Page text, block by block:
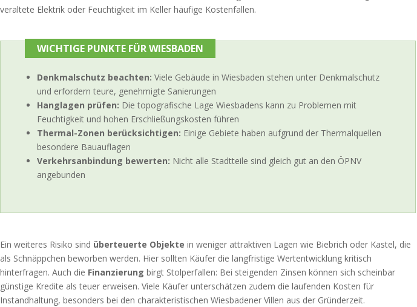
veraltete Elektrik oder Feuchtigkeit im Keller häufige Kostenfallen.
WICHTIGE PUNKTE FÜR WIESBADEN
Denkmalschutz beachten: Viele Gebäude in Wiesbaden stehen unter Denkmalschutz
und erfordern teure, genehmigte Sanierungen
Hanglagen prüfen: Die topografische Lage Wiesbadens kann zu Problemen mit
Feuchtigkeit und hohen Erschließungskosten führen
Thermal-Zonen berücksichtigen: Einige Gebiete haben aufgrund der Thermalquellen
besondere Bauauflagen
Verkehrsanbindung bewerten: Nicht alle Stadtteile sind gleich gut an den ÖPNV
angebunden
Ein weiteres Risiko sind überteuerte Objekte in weniger attraktiven Lagen wie Biebrich oder Kastel, die
als Schnäppchen beworben werden. Hier sollten Käufer die langfristige Wertentwicklung kritisch
hinterfragen. Auch die Finanzierung birgt Stolperfallen: Bei steigenden Zinsen können sich scheinbar
günstige Kredite als teuer erweisen. Viele Käufer unterschätzen zudem die laufenden Kosten für
Instandhaltung, besonders bei den charakteristischen Wiesbadener Villen aus der Gründerzeit.